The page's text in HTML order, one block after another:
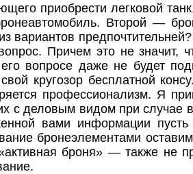
приобрести легковой
Второй —
вариантов
Причем это не значит,
вопросе даже не будет
кругозор бесплатной
профессионализм. Я
с деловым видом при случае
вами информации
бронеэлементами
броня» — также не